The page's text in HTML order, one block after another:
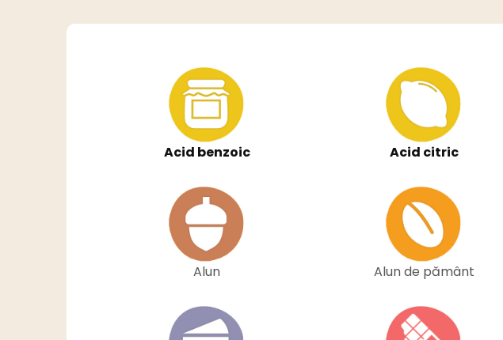
Acid benzoic Acid citric
Alun Alun de pământ